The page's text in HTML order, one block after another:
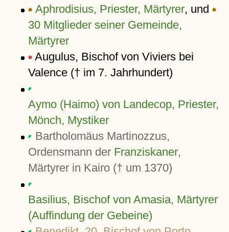
Aphrodisius, Priester, Märtyrer, und
30 Mitglieder seiner Gemeinde,
Märtyrer
Augulus, Bischof von Viviers bei
Valence († im 7. Jahrhundert)
Aymo (Haimo) von Landecop, Priester,
Mönch, Mystiker
Bartholomäus Martinozzus,
Ordensmann der Franziskaner,
Märtyrer in Kairo († um 1370)
Basilius, Bischof von Amasia, Märtyrer
(Auffindung der Gebeine)